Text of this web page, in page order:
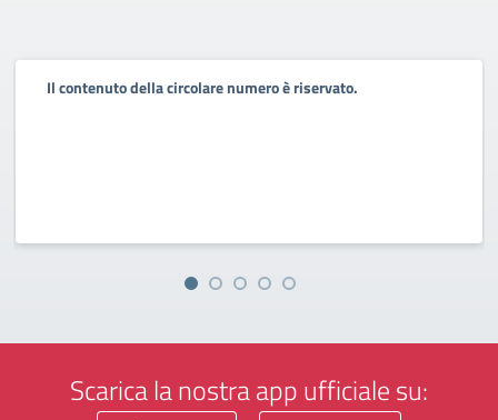
Il contenuto della circolare numero è riservato.
Scarica la nostra app ufficiale su: